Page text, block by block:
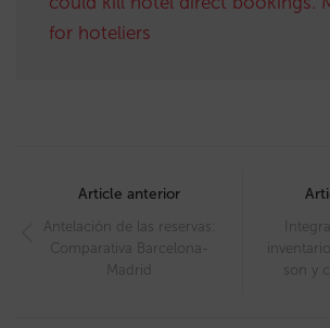
for hoteliers
navigation
Article anterior
Antelación de las reservas:
Comparativa Barcelona-
Madrid
son y